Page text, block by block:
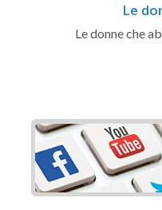
Le
Le donne che